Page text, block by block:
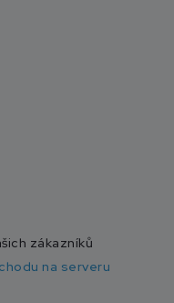
zákazníků
na serveru